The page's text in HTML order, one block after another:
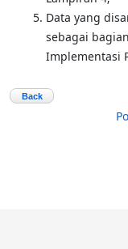
Data yang
sebagai
Implementasi
Back